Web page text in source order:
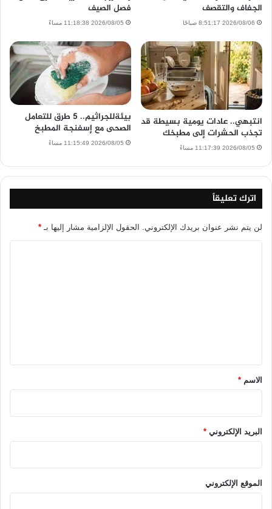
الجفاف والتقصف
2026/08/06 8:51:17 صباحًا
فصل الصيف
2026/08/05 11:18:38 مساءً
انتبهي.. عادات يومية بسيطة قد
تجذب الحشرات إلى مطبخك
2026/08/05 11:17:39 مساءً
بيئةللجراثيم.. 5 طرق للتعامل
الصحى مع إسفنجة المطبخ
2026/08/05 11:15:49 مساءً
اترك تعليقاً
لن يتم نشر عنوان بريدك الإلكتروني. الحقول الإلزامية مشار إليها بـ *
*الاسم *
البريد الإلكتروني *
الموقع الإلكتروني